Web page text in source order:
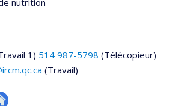
1) 514 987-5798 (Télécopieur)
(Travail)